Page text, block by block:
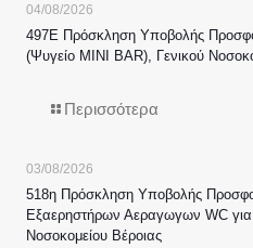
04/08/2026
497Ε Πρόσκληση Υποβολής
(Ψυγείο MINI BAR), Γενικού
Περισσότερα
03/08/2026
518η Πρόσκληση Υποβολής
Εξαερηστήρων Αεραγωγων WC για
Νοσοκομείου Βέροιας